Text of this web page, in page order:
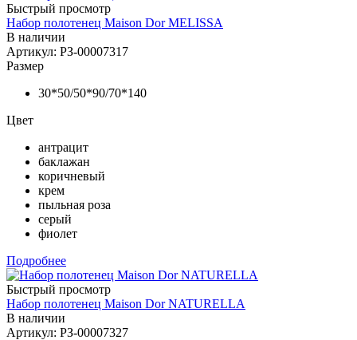
Быстрый просмотр
Набор полотенец Maison Dor MELISSA
В наличии
Артикул: РЗ-00007317
Размер
30*50/50*90/70*140
Цвет
антрацит
баклажан
коричневый
крем
пыльная роза
серый
фиолет
Подробнее
Быстрый просмотр
Набор полотенец Maison Dor NATURELLA
В наличии
Артикул: РЗ-00007327